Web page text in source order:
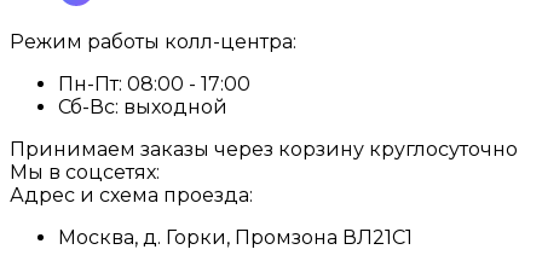
Режим работы колл-центра:
Пн-Пт: 08:00 - 17:00
Сб-Вс: выходной
Принимаем заказы через корзину круглосуточно
Мы в соцсетях:
Адрес и схема проезда:
Москва, д. Горки, Промзона ВЛ21С1